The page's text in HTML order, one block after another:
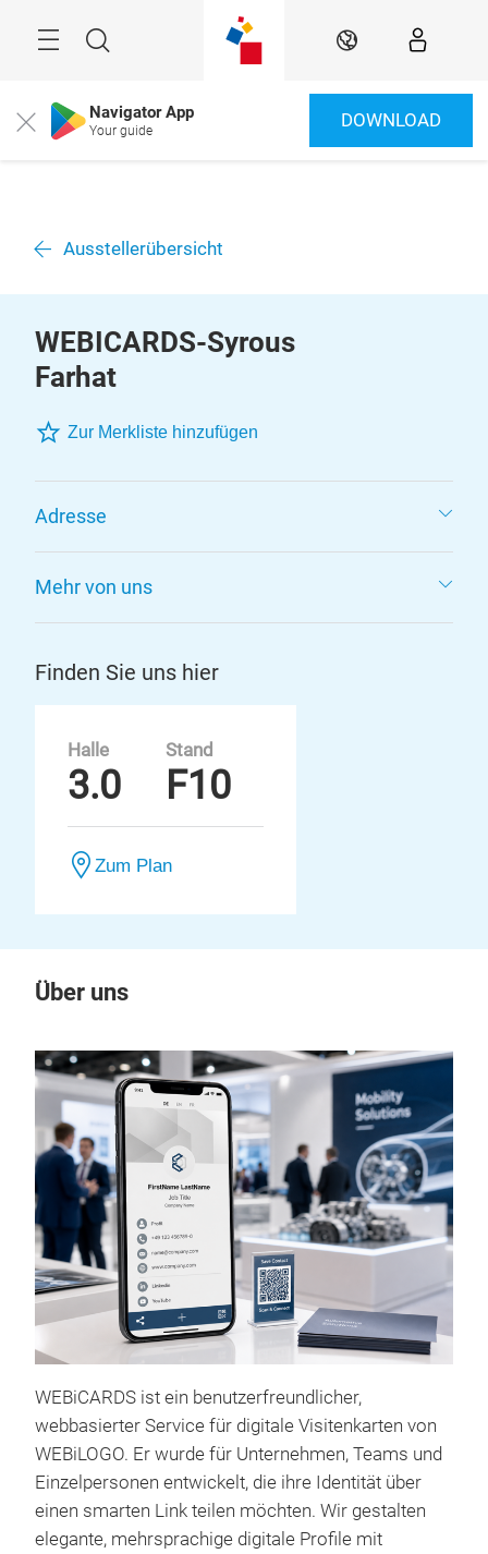
Suche DE
Close Navigator App
Your guide DOWNLOAD
Ausstellerübersicht
WEBICARDS-Syrous
Farhat
Zur Merkliste hinzufügen
Adresse
Mehr von uns
Finden Sie uns hier
Halle
3.0
Stand
F10
Zum Plan
Über uns
WEBiCARDS ist ein benutzerfreundlicher,
webbasierter Service für digitale Visitenkarten von
WEBiLOGO. Er wurde für Unternehmen, Teams und
Einzelpersonen entwickelt, die ihre Identität über
einen smarten Link teilen möchten. Wir gestalten
elegante, mehrsprachige digitale Profile mit